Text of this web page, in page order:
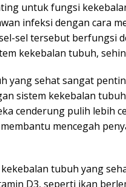
untuk fungsi
infeksi dengan cara
sel tersebut berfungsi
kekebalan tubuh,
yang sehat sangat
sistem kekebalan
cenderung pulih lebih
mencegah
tubuh yang
D3, seperti ikan